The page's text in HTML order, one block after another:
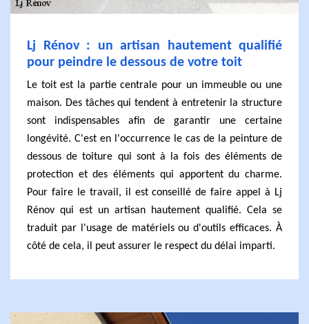
Lj Rénov : un artisan hautement qualifié
pour peindre le dessous de votre toit
Le toit est la partie centrale pour un immeuble ou une
maison. Des tâches qui tendent à entretenir la structure
sont indispensables afin de garantir une certaine
longévité. C'est en l'occurrence le cas de la peinture de
dessous de toiture qui sont à la fois des éléments de
protection et des éléments qui apportent du charme.
Pour faire le travail, il est conseillé de faire appel à Lj
Rénov qui est un artisan hautement qualifié. Cela se
traduit par l'usage de matériels ou d'outils efficaces. À
côté de cela, il peut assurer le respect du délai imparti.